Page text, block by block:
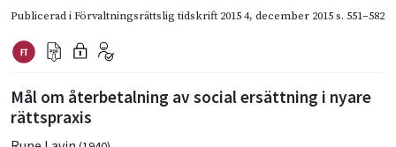
Publicerad iFörvaltningsrättslig tidskrift 2015 4, december 2015s. 551–582
Mål om återbetalning av social ersättning i nyare
rättspraxis